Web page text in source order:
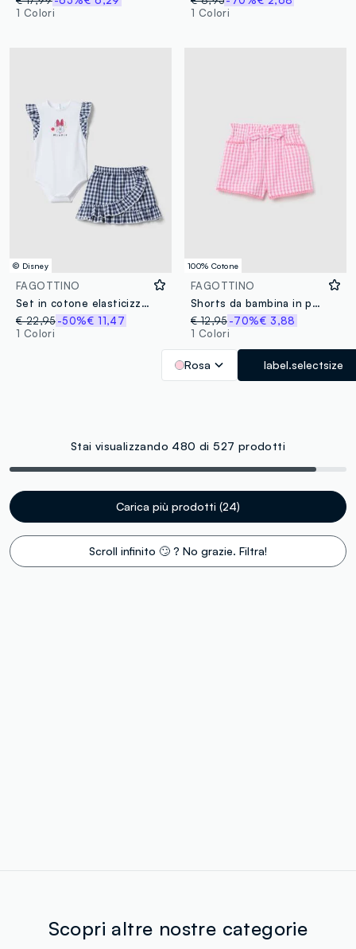
1 Colori
1 Colori
© Disney
FAGOTTINO
Set in cotone elasticizzato a quadri multicolor da bimba con Minnie
€ 22,95-50%€ 11,47
1 Colori
100% Cotone
FAGOTTINO
Shorts da bambina in puro cotone multicolor regular fit
€ 12,95 -70%€ 3,88
1 Colori
Rosa label.selectsize
Stai visualizzando 480 di 527 prodotti
Carica più prodotti (24)
Scroll infinito 🙄 ? No grazie. Filtra!
Scopri altre nostre categorie